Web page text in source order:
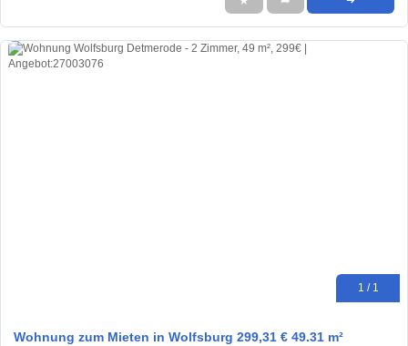
1 / 1
Wohnung zum Mieten in Wolfsburg 299,31 € 49.31 m²